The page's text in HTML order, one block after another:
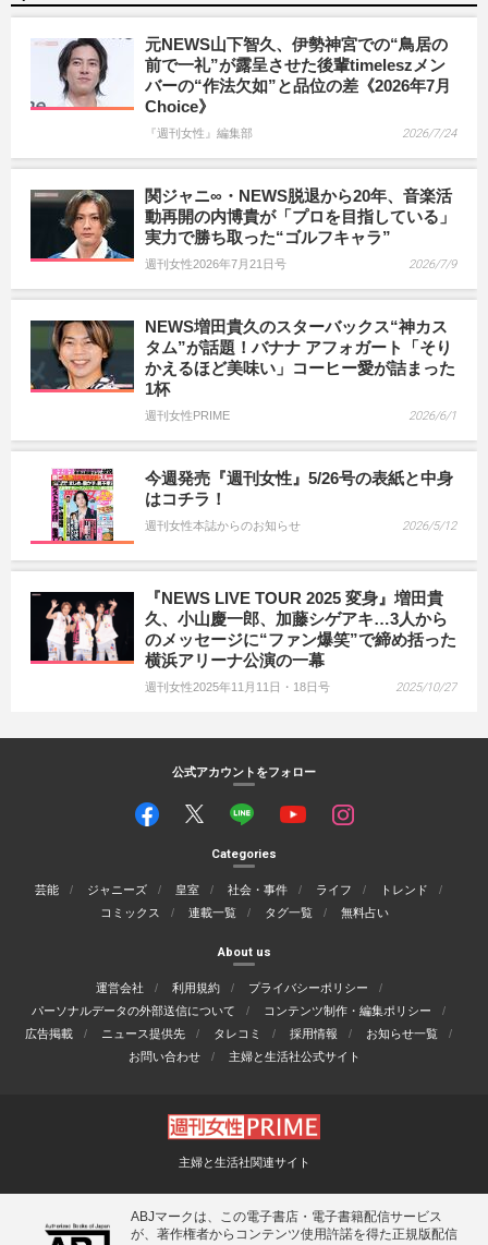
元NEWS山下智久、伊勢神宮での“鳥居の
前で一礼”が露呈させた後輩timeleszメン
バーの“作法欠如”と品位の差《2026年7月
Choice》
『週刊女性』編集部 2026/7/24
関ジャニ∞・NEWS脱退から20年、音楽活
動再開の内博貴が「プロを目指している」
実力で勝ち取った“ゴルフキャラ”
週刊女性2026年7月21日号 2026/7/9
NEWS増田貴久のスターバックス“神カス
タム”が話題！バナナ アフォガート「そり
かえるほど美味い」コーヒー愛が詰まった
1杯
週刊女性PRIME 2026/6/1
今週発売『週刊女性』5/26号の表紙と中身
はコチラ！
週刊女性本誌からのお知らせ 2026/5/12
『NEWS LIVE TOUR 2025 変身』増田貴
久、小山慶一郎、加藤シゲアキ…3人から
のメッセージに“ファン爆笑”で締め括った
横浜アリーナ公演の一幕
週刊女性2025年11月11日・18日号 2025/10/27
公式アカウントをフォロー
Categories
芸能 ジャニーズ 皇室 社会・事件 ライフ
トレンド
コミックス
連載一覧 タグ一覧 無料占い
About us
運営会社 利用規約
プライバシーポリシー
パーソナルデータの外部送信について
コンテンツ制作・編集ポリシー
広告掲載
ニュース提供先 タレコミ 採用情報
お知らせ一覧
お問い合わせ
主婦と生活社公式サイト
主婦と生活社関連サイト
ABJマークは、この電子書店・電子書籍配信サービス
が、著作権者からコンテンツ使用許諾を得た正規版配信